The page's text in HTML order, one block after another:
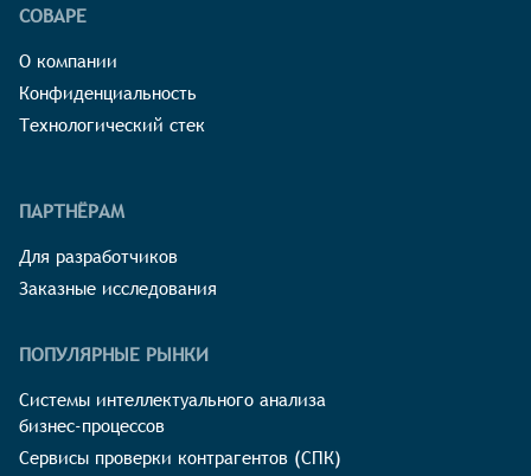
СОВАРЕ
О компании
Конфиденциальность
Технологический стек
ПАРТНЁРАМ
Для разработчиков
Заказные исследования
ПОПУЛЯРНЫЕ РЫНКИ
Системы интеллектуального анализа
бизнес-процессов
Сервисы проверки контрагентов (СПК)